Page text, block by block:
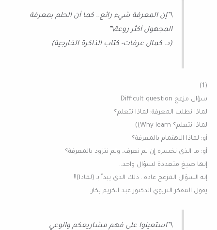
\”إن المعرفة شيء رائع.. كما أن الحلم بمعرفة
المجهول أكثر روعة\”
(د. كمال عرفات- كتاب الذاكرة الخارجية)
(1)
سؤال مزعج Difficult question
لماذا نطلب المعرفة: لماذا نتعلم؟
لماذا نتعلم؟ Why learn))
أو: لماذا الاهتمام بالمعرفة؟
أو: ما الذي نخسره إن لم نعرف، ولم نتزود بالمعرفة؟
إنها صيغ متعددة لسؤال واحد..
إنه السؤال المزعج عادة.. ذلك الذي يبدأ بـ (لماذا)!!
يقول المفكر التربوي الدكتور عبد الكريم بكار:
\”استعينوا على فهم مشاريعكم والوعي